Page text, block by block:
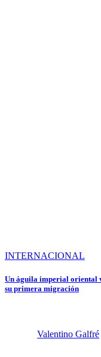
INTERNACIONAL
Un águila imperial oriental
su primera migración
Valentino Galfré